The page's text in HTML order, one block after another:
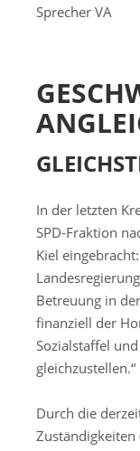
Sprecher VA
In der letzten
SPD-Fraktion
Kiel
Betreuung in
finanziell der
Sozialstaffel
gleichzustellen.“
Durch die